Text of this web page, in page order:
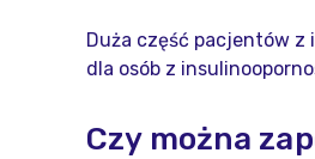
Duża część pacjentów z
dla osób z
Czy można